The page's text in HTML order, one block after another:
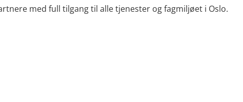
med full tilgang til alle tjenester og fagmiljøet i Oslo.